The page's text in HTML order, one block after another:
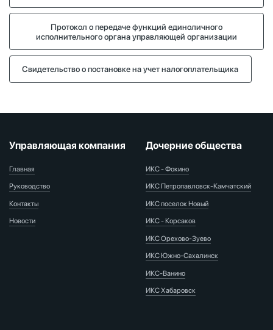
Протокол о передаче функций единоличного
исполнительного органа управляющей организации
Свидетельство о постановке на учет налогоплательщика
Управляющая компания
Главная
Руководство
Контакты
Новости
Дочерние общества
ИКС - Фокино
ИКС Петропавловск-Камчатский
ИКС поселок Новый
ИКС - Корсаков
ИКС Орехово-Зуево
ИКС Южно-Сахалинск
ИКС-Ванино
ИКС Хабаровск